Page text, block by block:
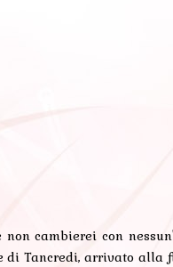
cambierei con
Tancredi, arrivato alla